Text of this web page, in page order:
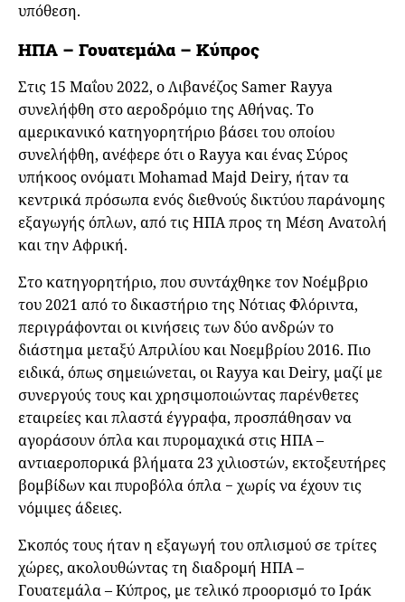
υπόθεση.
ΗΠΑ – Γουατεμάλα – Κύπρος
Στις 15 Μαΐου 2022, ο Λιβανέζος Samer Rayya
συνελήφθη στο αεροδρόμιο της Αθήνας. Το
αμερικανικό κατηγορητήριο βάσει του οποίου
συνελήφθη, ανέφερε ότι ο Rayya και ένας Σύρος
υπήκοος ονόματι Mohamad Majd Deiry, ήταν τα
κεντρικά πρόσωπα ενός διεθνούς δικτύου παράνομης
εξαγωγής όπλων, από τις ΗΠΑ προς τη Μέση Ανατολή
και την Αφρική.
Στο κατηγορητήριο, που συντάχθηκε τον Νοέμβριο
του 2021 από το δικαστήριο της Νότιας Φλόριντα,
περιγράφονται οι κινήσεις των δύο ανδρών το
διάστημα μεταξύ Απριλίου και Νοεμβρίου 2016. Πιο
ειδικά, όπως σημειώνεται, οι Rayya και Deiry, μαζί με
συνεργούς τους και χρησιμοποιώντας παρένθετες
εταιρείες και πλαστά έγγραφα, προσπάθησαν να
αγοράσουν όπλα και πυρομαχικά στις ΗΠΑ –
αντιαεροπορικά βλήματα 23 χιλιοστών, εκτοξευτήρες
βομβίδων και πυροβόλα όπλα − χωρίς να έχουν τις
νόμιμες άδειες.
Σκοπός τους ήταν η εξαγωγή του οπλισμού σε τρίτες
χώρες, ακολουθώντας τη διαδρομή ΗΠΑ –
Γουατεμάλα – Κύπρος, με τελικό προορισμό το Ιράκ